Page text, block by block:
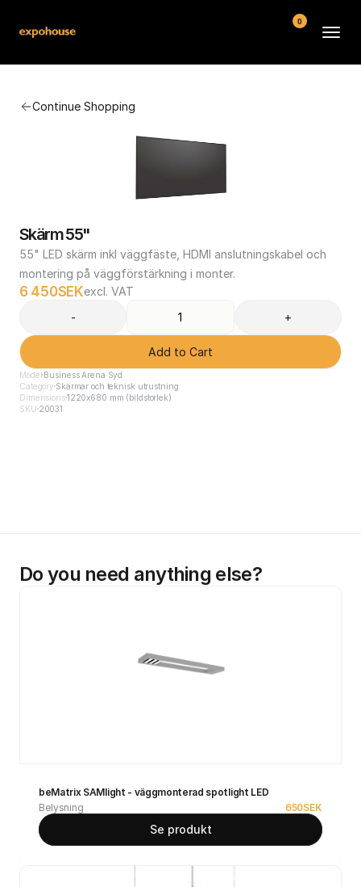
Continue Shopping
Skärm 55"
55" LED skärm inkl väggfäste, HDMI anslutningskabel och
montering på väggförstärkning i monter.
6 450SEKexcl. VAT
-
+
Add to Cart
Model Business Arena Syd
Category Skärmar och teknisk utrustning
Dimensions1220x680 mm (bildstorlek)
SKU 20031
Do you need anything else?
beMatrix SAMlight - väggmonterad spotlight LED
Belysning
650SEK
Se produkt
0